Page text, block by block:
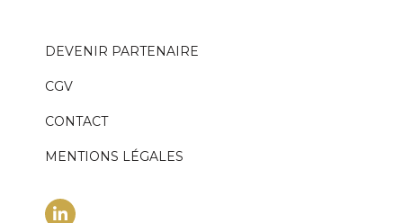
DEVENIR PARTENAIRE
CGV
CONTACT
MENTIONS LÉGALES